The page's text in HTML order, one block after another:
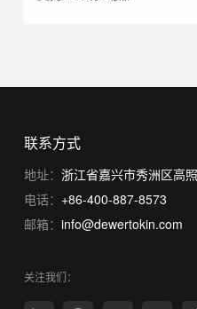
联系方式
地址： 浙江省嘉兴市秀洲区高
电话： +86-400-887-8573
邮箱： info@dewertokin.com
关注我们：